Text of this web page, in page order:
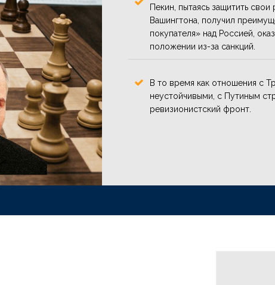
Пекин, пытаясь защитить
Вашингтона, получил
покупателя» над Россией,
положении из-за санкций.
В то время как отношения с
неустойчивыми, с Путиным
ревизионистский фронт.